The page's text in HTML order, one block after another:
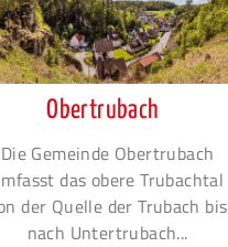
Obertrubach
Die Gemeinde Obertrubach
das obere Trubachtal
der Quelle der Trubach bis
nach Untertrubach...